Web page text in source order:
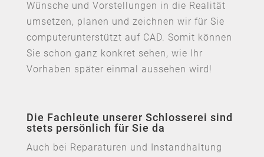
Wünsche und Vorstellungen in die Realität
umsetzen, planen und zeichnen wir für Sie
computerunterstützt auf CAD. Somit können
Sie schon ganz konkret sehen, wie Ihr
Vorhaben später einmal aussehen wird!
Die Fachleute unserer Schlosserei sind
stets persönlich für Sie da
Auch bei Reparaturen und Instandhaltung